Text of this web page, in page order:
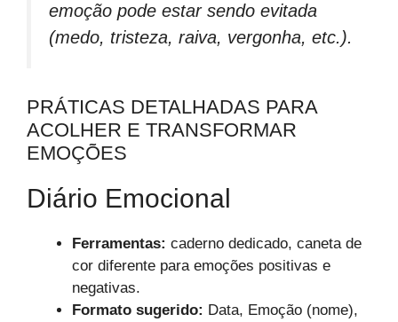
emoção pode estar sendo evitada
(medo, tristeza, raiva, vergonha, etc.).
PRÁTICAS DETALHADAS PARA
ACOLHER E TRANSFORMAR
EMOÇÕES
Diário Emocional
Ferramentas: caderno dedicado, caneta de
cor diferente para emoções positivas e
negativas.
Formato sugerido: Data, Emoção (nome),